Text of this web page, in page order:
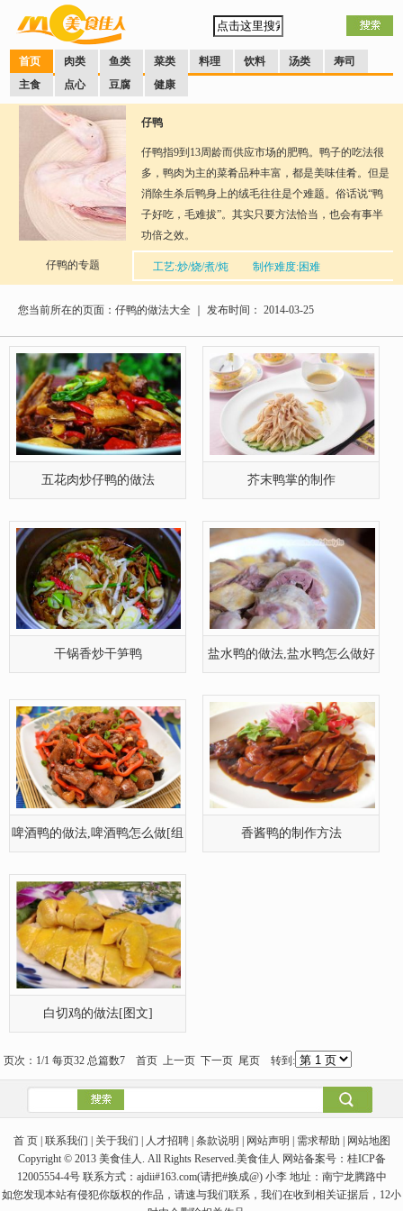
首页 肉类 鱼类 菜类 料理 饮料 汤类
寿司
主食
点心 豆腐 健康
仔鸭的专题
口味：多种
仔鸭
仔鸭指9到13周龄而供应市场的肥鸭。鸭子的吃法很
多，鸭肉为主的菜肴品种丰富，都是美味佳肴。但是
消除生杀后鸭身上的绒毛往往是个难题。俗话说“鸭
子好吃，毛难拔”。其实只要方法恰当，也会有事半
功倍之效。
工艺:炒/烧/煮/炖
制作难度:困难
博
您当前所在的页面：仔鸭的做法大全 ｜ 发布时间： 2014-03-25
五花肉炒仔鸭的做法 芥末鸭掌的制作
干锅香炒干笋鸭 盐水鸭的做法,盐水鸭怎么做好
啤酒鸭的做法,啤酒鸭怎么做[组 香酱鸭的制作方法
白切鸡的做法[图文]
页次：1/1 每页32 总篇数7 首页 上一页 下一页 尾页 转到:
首 页 | 联系我们 | 关于我们 | 人才招聘 | 条款说明 | 网站声明 | 需求帮助 | 网站地图
Copyright © 2013 美食佳人. All Rights Reserved.美食佳人 网站备案号：桂ICP备
12005554-4号 联系方式：ajdii#163.com(请把#换成@) 小李 地址：南宁龙腾路中
如您发现本站有侵犯你版权的作品，请速与我们联系，我们在收到相关证据后，12小